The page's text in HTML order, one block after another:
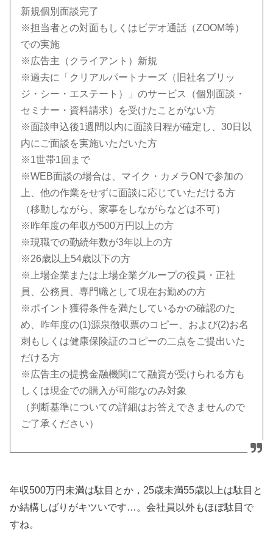
新規個別面談完了
※担当者との対面もしくはビデオ通話（ZOOM等）
での実施
※広告主（クライアント）新規
※過去に「クリアルパートナーズ（旧社名ブリッ
ジ・シー・エステート）」のサービス（個別面談・
セミナー・資料請求）を受けたことがない方
※面談申込後1週間以内に面談日程が確定し、30日以
内にご面談を実施いただいた方
※1世帯1回まで
※WEB面談の場合は、マイク・カメラONで参加の
上、他の作業をせずに面談に応じていただける方
（移動しながら、家事をしながらなどは不可）
※昨年度の年収が500万円以上の方
※現職での勤続年数が3年以上の方
※26歳以上54歳以下の方
※上場企業または上場企業グループの役員・正社
員、公務員、専門職として現在お勤めの方
※ポイント獲得条件を満たしているかの確認のた
め、昨年度の(1)源泉徴収票のコピー、および(2)お名
刺もしくは健康保険証のコピーの二点をご提出いた
だける方
※広告主の提携金融機関にて融資が受けられる方も
しくは現金での購入が可能なのみ対象
（判断基準についての詳細はお答えできませんので
ご了承ください）
年収500万円未満は駄目とか，25歳未満55歳以上は駄目と
か結構しばりがキツいです…。会社員以外もほぼ駄目で
すね。